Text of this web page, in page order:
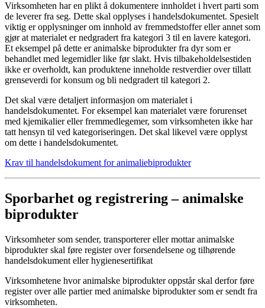
Virksomheten har en plikt å dokumentere innholdet i hvert parti som
de leverer fra seg. Dette skal opplyses i handelsdokumentet. Spesielt
viktig er opplysninger om innhold av fremmedstoffer eller annet som
gjør at materialet er nedgradert fra kategori 3 til en lavere kategori.
Et eksempel på dette er animalske biprodukter fra dyr som er
behandlet med legemidler like før slakt. Hvis tilbakeholdelsestiden
ikke er overholdt, kan produktene inneholde restverdier over tillatt
grenseverdi for konsum og bli nedgradert til kategori 2.
Det skal være detaljert informasjon om materialet i
handelsdokumentet. For eksempel kan materialet være forurenset
med kjemikalier eller fremmedlegemer, som virksomheten ikke har
tatt hensyn til ved kategoriseringen. Det skal likevel være opplyst
om dette i handelsdokumentet.
Krav til handelsdokument for animaliebiprodukter
Sporbarhet og registrering – animalske
biprodukter
Virksomheter som sender, transporterer eller mottar animalske
biprodukter skal føre register over forsendelsene og tilhørende
handelsdokument eller hygienesertifikat
Virksomhetene hvor animalske biprodukter oppstår skal derfor føre
register over alle partier med animalske biprodukter som er sendt fra
virksomheten.